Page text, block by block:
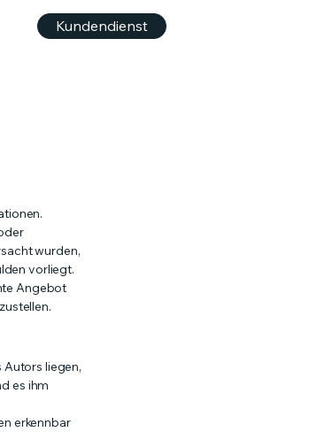
Kundendienst
wurden,
vorliegt.
Angebot
Autors liegen,
es ihm
erkennbar